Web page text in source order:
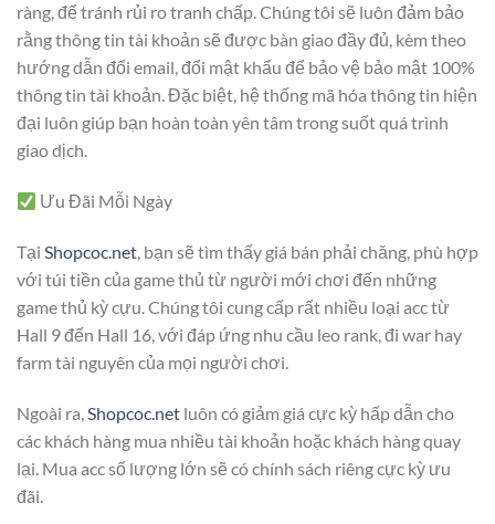
ràng, để tránh rủi ro tranh chấp. Chúng tôi sẽ luôn đảm bảo
rằng thông tin tài khoản sẽ được bàn giao đầy đủ, kèm theo
hướng dẫn đổi email, đổi mật khẩu để bảo vệ bảo mật 100%
thông tin tài khoản. Đặc biệt, hệ thống mã hóa thông tin hiện
đại luôn giúp bạn hoàn toàn yên tâm trong suốt quá trình
giao dịch.
Ưu Đãi Mỗi Ngày
Tại Shopcoc.net , bạn sẽ tìm thấy giá bán phải chăng, phù hợp
với túi tiền của game thủ từ người mới chơi đến những
game thủ kỳ cựu. Chúng tôi cung cấp rất nhiều loại acc từ
Hall 9 đến Hall 16, với đáp ứng nhu cầu leo rank, đi war hay
farm tài nguyên của mọi người chơi.
Ngoài ra, Shopcoc.net luôn có giảm giá cực kỳ hấp dẫn cho
các khách hàng mua nhiều tài khoản hoặc khách hàng quay
lại. Mua acc số lượng lớn sẽ có chính sách riêng cực kỳ ưu
đãi.